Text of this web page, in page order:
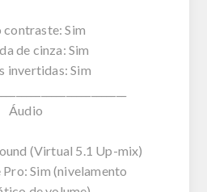
contraste: Sim
de cinza: Sim
invertidas: Sim
Áudio
(Virtual 5.1 Up-mix)
Pro: Sim (nivelamento